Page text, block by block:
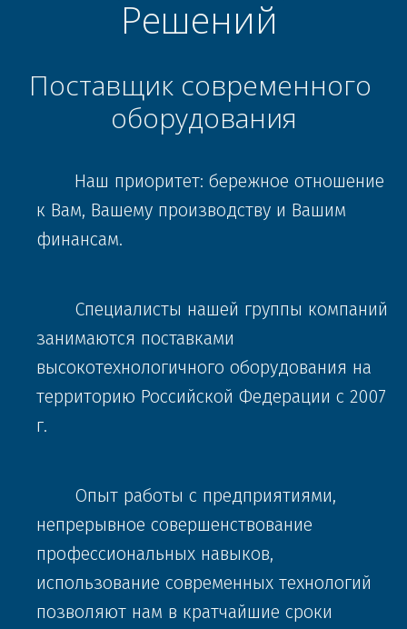
ООО "Центр Инженерных
Российской Федерации
ПОДРОБНЕЕ
Решений
Поставщик современного
оборудования
к Вам, Вашему производству и Вашим
финансам.
занимаются поставками
высокотехнологичного оборудования на
территорию Российской Федерации с 2007
г.
непрерывное совершенствование
профессиональных навыков,
использование современных технологий
позволяют нам в кратчайшие сроки